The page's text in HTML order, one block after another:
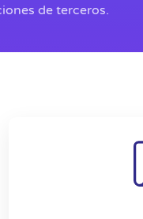
de terceros.